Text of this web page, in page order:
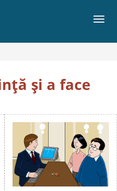
și a face